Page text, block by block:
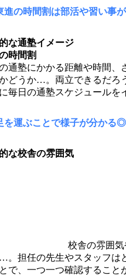
進の時間割は部活や習い事
な通塾イメージ
時間割
通塾にかかる距離や時間、
どうか…。両立できるだろ
毎日の通塾スケジュールを
を運ぶことで様子が分かる◎
な校舎の雰囲気
校舎の雰囲
。担任の先生やスタッフは
で、一つ一つ確認すること